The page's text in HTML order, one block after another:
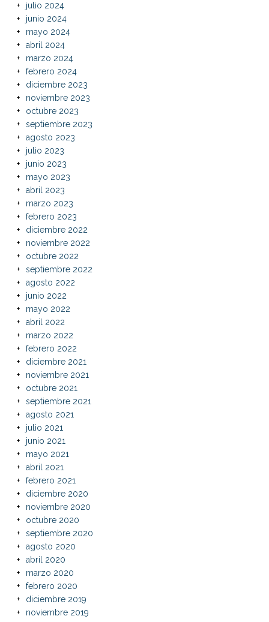
julio 2024
junio 2024
mayo 2024
abril 2024
marzo 2024
febrero 2024
diciembre 2023
noviembre 2023
octubre 2023
septiembre 2023
agosto 2023
julio 2023
junio 2023
mayo 2023
abril 2023
marzo 2023
febrero 2023
diciembre 2022
noviembre 2022
octubre 2022
septiembre 2022
agosto 2022
junio 2022
mayo 2022
abril 2022
marzo 2022
febrero 2022
diciembre 2021
noviembre 2021
octubre 2021
septiembre 2021
agosto 2021
julio 2021
junio 2021
mayo 2021
abril 2021
febrero 2021
diciembre 2020
noviembre 2020
octubre 2020
septiembre 2020
agosto 2020
abril 2020
marzo 2020
febrero 2020
diciembre 2019
noviembre 2019